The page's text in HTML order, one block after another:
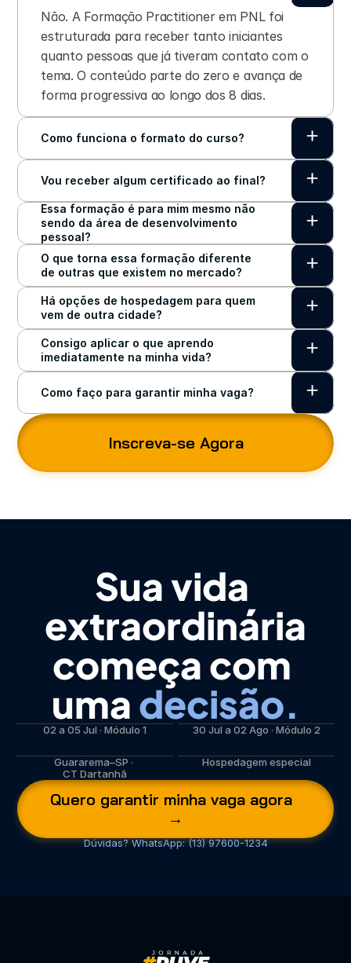
Não. A Formação Practitioner em PNL foi
estruturada para receber tanto iniciantes
quanto pessoas que já tiveram contato com o
tema. O conteúdo parte do zero e avança de
forma progressiva ao longo dos 8 dias.
Como funciona o formato do curso? +
Vou receber algum certificado ao final? +
Essa formação é para mim mesmo não
sendo da área de desenvolvimento
pessoal?
+
O que torna essa formação diferente
de outras que existem no mercado?
+
Há opções de hospedagem para quem
vem de outra cidade?
+
Consigo aplicar o que aprendo
imediatamente na minha vida?
+
Como faço para garantir minha vaga? +
Inscreva-se Agora
Sua vida
extraordinária
começa com
uma decisão.
02 a 05 Jul · Módulo 1 30 Jul a 02 Ago · Módulo 2
Guararema–SP ·
CT Dartanhã
Hospedagem especial
Quero garantir minha vaga agora
→
Dúvidas? WhatsApp: (13) 97600-1234